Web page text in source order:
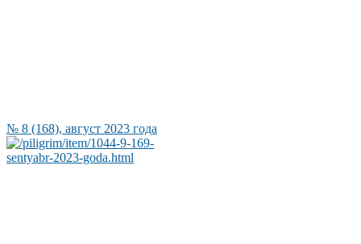
№ 8 (168), август 2023 года